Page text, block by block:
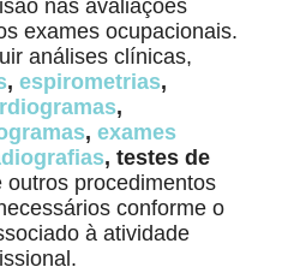
nas avaliações
exames ocupacionais.
análises clínicas,
, espirometrias,
,
, exames
, testes de
outros procedimentos
conforme o
à atividade